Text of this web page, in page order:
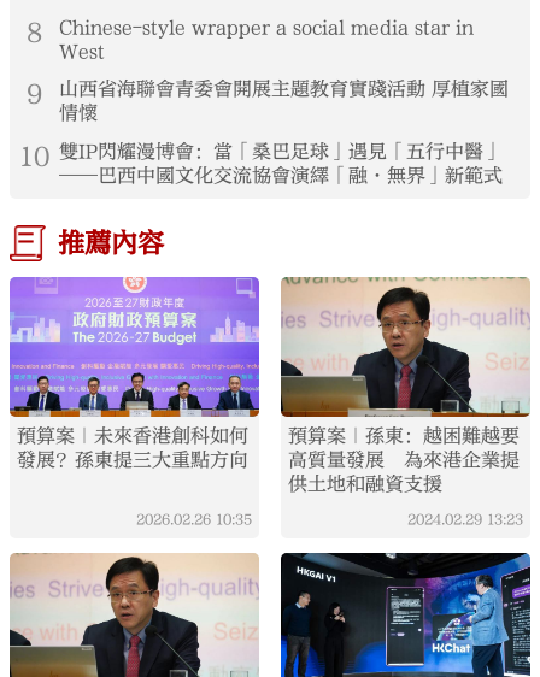
8
Chinese-style wrapper a social media star in
West
9
山西省海聯會青委會開展主題教育實踐活動 厚植家國
情懷
10 雙IP閃耀漫博會：當「桑巴足球」遇見「五行中醫」
——巴西中國文化交流協會演繹「融·無界」新範式
推薦內容
預算案｜未來香港創科如何
發展？孫東提三大重點方向
2026.02.26 10:35
預算案｜孫東：越困難越要
高質量發展 為來港企業提
供土地和融資支援
2024.02.29 13:23